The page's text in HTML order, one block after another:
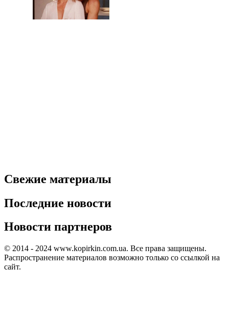
Свежие материалы
Последние новости
Новости партнеров
© 2014 - 2024 www.kopirkin.com.ua. Все права защищены.
Распространение материалов возможно только со ссылкой на
сайт.